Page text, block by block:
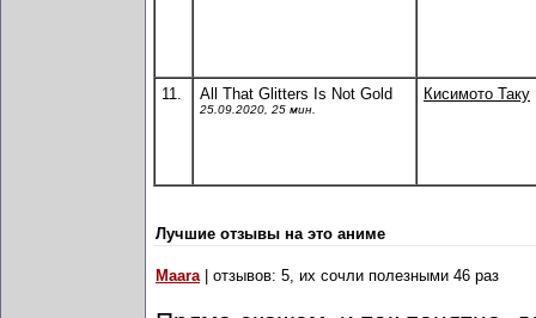
11. All That Glitters Is Not Gold
25.09.2020, 25 мин.
Кисимото Таку
Лучшие отзывы на это аниме
Maara| отзывов: 5, их сочли полезными 46 раз